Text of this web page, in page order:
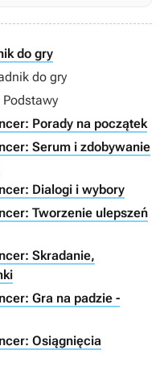
do gry
do gry
Podstawy
Porady na początek
Serum i zdobywanie
Dialogi i wybory
Tworzenie ulepszeń
Skradanie,
Gra na padzie -
Osiągnięcia